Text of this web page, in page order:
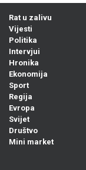
Rat u zalivu
Vijesti
Politika
Intervjui
Hronika
Ekonomija
Sport
Regija
Evropa
Svijet
Društvo
Mini market